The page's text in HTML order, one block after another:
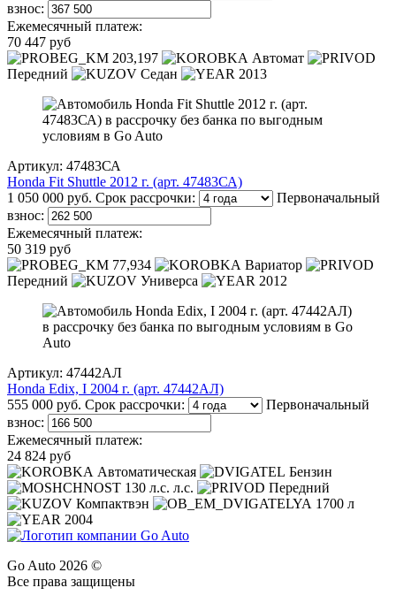
взнос:
Ежемесячный платеж:
70 447 руб
203,197
Автомат
Передний
Седан 2013
Артикул: 47483СА
Honda Fit Shuttle 2012 г. (арт. 47483СА)
1 050 000 руб. Срок рассрочки:
Первоначальный
взнос:
Ежемесячный платеж:
50 319 руб
77,934
Вариатор
Передний
Универса 2012
Артикул: 47442АЛ
Honda Edix, I 2004 г. (арт. 47442АЛ)
555 000 руб. Срок рассрочки:
Первоначальный
взнос:
Ежемесячный платеж:
24 824 руб
Автоматическая
Бензин
130 л.с. л.с.
Передний
Компактвэн
1700 л
2004
Go Auto 2026 ©
Все права защищены